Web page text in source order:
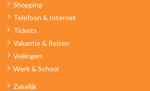
Shopping
Telefoon & Internet
Tickets
Vakantie & Reizen
Veilingen
Werk & School
Zakelijk